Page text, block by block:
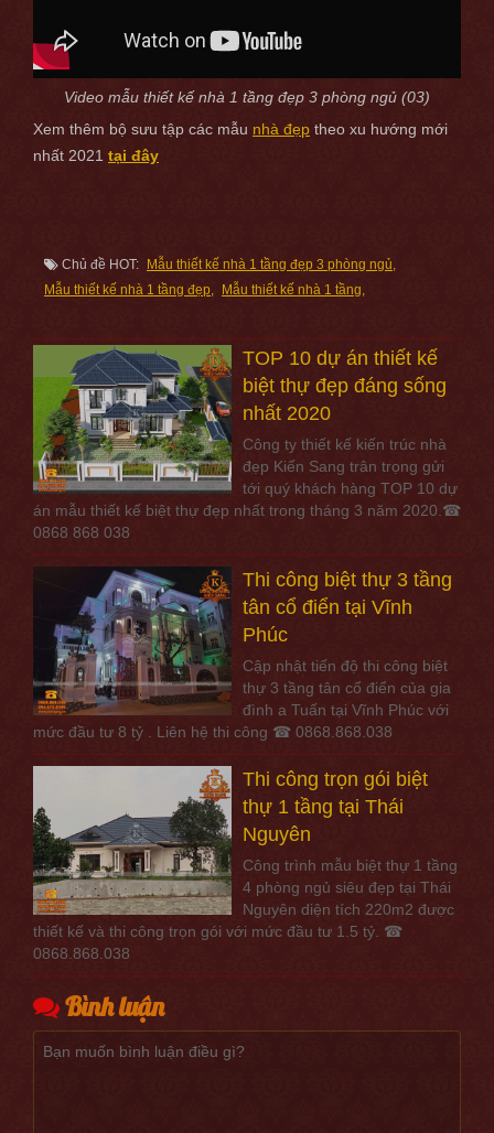
Video mẫu thiết kế nhà 1 tầng đẹp 3 phòng ngủ (03)
Xem thêm bộ sưu tập các mẫu nhà đẹp theo xu hướng mới
nhất 2021 tại đây
Chủ đề HOT:
mẫu thiết kế nhà 1 tầng đẹp 3 phòng ngủ
mẫu thiết kế nhà 1 tầng đẹp
mẫu thiết kế nhà 1 tầng
TOP 10 dự án thiết kế
biệt thự đẹp đáng sống
nhất 2020
Công ty thiết kế kiến trúc nhà
đẹp Kiến Sang trân trọng gửi
tới quý khách hàng TOP 10 dự
án mẫu thiết kế biệt thự đẹp nhất trong tháng 3 năm 2020.☎
0868 868 038
Thi công biệt thự 3 tầng
tân cổ điển tại Vĩnh
Phúc
Cập nhật tiến độ thi công biệt
thự 3 tầng tân cổ điển của gia
đình a Tuấn tại Vĩnh Phúc với
mức đầu tư 8 tỷ . Liên hệ thi công ☎ 0868.868.038
Thi công trọn gói biệt
thự 1 tầng tại Thái
Nguyên
Công trình mẫu biệt thự 1 tầng
4 phòng ngủ siêu đẹp tại Thái
Nguyên diện tích 220m2 được
thiết kế và thi công trọn gói với mức đầu tư 1.5 tỷ. ☎
0868.868.038
Bình luận